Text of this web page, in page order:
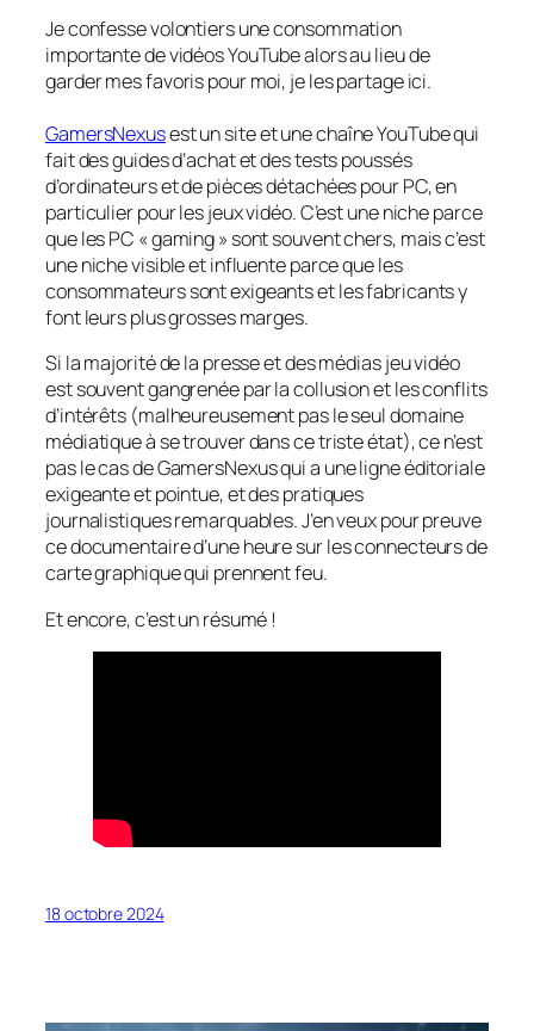
Je confesse volontiers une consommation
importante de vidéos YouTube alors au lieu de
garder mes favoris pour moi, je les partage ici.
GamersNexusest un site et une chaîne YouTube qui
fait des guides d’achat et des tests poussés
d’ordinateurs et de pièces détachées pour PC, en
particulier pour les jeux vidéo. C’est une niche parce
que les PC « gaming » sont souvent chers, mais c’est
une niche visible et influente parce que les
consommateurs sont exigeants et les fabricants y
font leurs plus grosses marges.
Si la majorité de la presse et des médias jeu vidéo
est souvent gangrenée par la collusion et les conflits
d’intérêts (malheureusement pas le seul domaine
médiatique à se trouver dans ce triste état), ce n’est
pas le cas de GamersNexus qui a une ligne éditoriale
exigeante et pointue, et des pratiques
journalistiques remarquables. J’en veux pour preuve
ce documentaire d’une heure sur les connecteurs de
carte graphique qui prennent feu.
Et encore, c’est un résumé !
18 octobre 2024